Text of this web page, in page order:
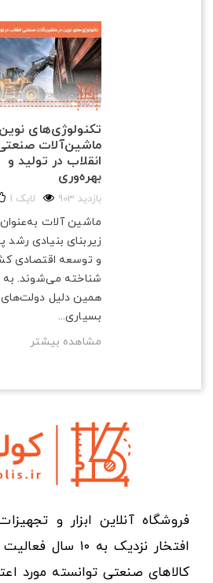
تکنولوژی‌های
ماشین‌آلات
انقلاب در تولید و
بهره‌وری
903 بازدید 1 لایک
ماشین آلات به‌عنوان
زیربنای بنیادی رشد
و توسعه اقتصادی
شناخته می‌شوند. به
همین دلیل دولت‌های
بسیاری...
مشاهده بیشتر
فروشگاه آنلاین ابزار و
افتخار نزدیک به